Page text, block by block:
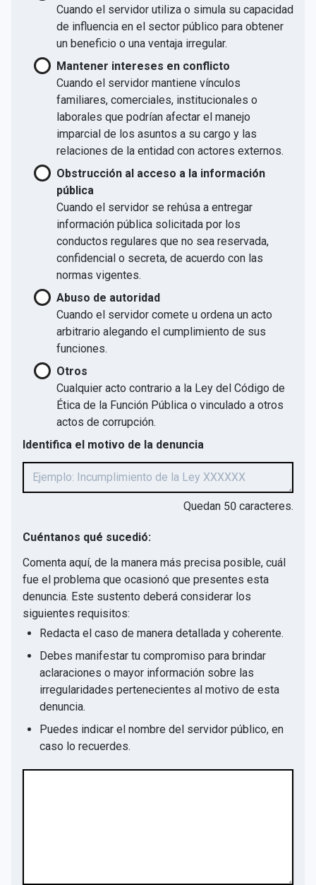
Cuando el servidor utiliza o simula su capacidad
de influencia en el sector público para obtener
un beneficio o una ventaja irregular.
Mantener intereses en conflicto
Cuando el servidor mantiene vínculos
familiares, comerciales, institucionales o
laborales que podrían afectar el manejo
imparcial de los asuntos a su cargo y las
relaciones de la entidad con actores externos.
Obstrucción al acceso a la información
pública
Cuando el servidor se rehúsa a entregar
información pública solicitada por los
conductos regulares que no sea reservada,
confidencial o secreta, de acuerdo con las
normas vigentes.
Abuso de autoridad
Cuando el servidor comete u ordena un acto
arbitrario alegando el cumplimiento de sus
funciones.
Otros
Cualquier acto contrario a la Ley del Código de
Ética de la Función Pública o vinculado a otros
actos de corrupción.
Identifica el motivo de la denuncia
Quedan 50 caracteres.
Cuéntanos qué sucedió:
Comenta aquí, de la manera más precisa posible, cuál
fue el problema que ocasionó que presentes esta
denuncia. Este sustento deberá considerar los
siguientes requisitos:
Redacta el caso de manera detallada y coherente.
Debes manifestar tu compromiso para brindar
aclaraciones o mayor información sobre las
irregularidades pertenecientes al motivo de esta
denuncia.
Puedes indicar el nombre del servidor público, en
caso lo recuerdes.